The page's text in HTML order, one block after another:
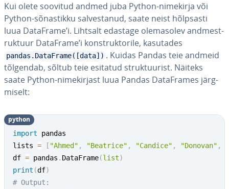
Kui olete soovitud andmed juba Python-nimekirja või
Python-sõ­nas­tikku sal­ves­ta­nud, saate neist hõlpsasti
luua DataFrame’i. Lihtsalt edastage ole­mas­olev and­me­st­
ruk­tuur DataFrame’i konst­ruk­to­rile, kasutades
pandas.DataFrame([data]) . Kuidas Pandas teie andmeid
tõlgendab, sõltub teie esitatud struk­tuu­rist. Näiteks
saate Python-ni­me­kir­jast luua Pandas Da­taF­ra­mes järg­
mi­selt:
import pandas
lists = [ "Ahmed" , "Beatrice" , "Candice" , "Donovan" ,
df = pandas . DataFrame(list)
print (df)
# Output:
python